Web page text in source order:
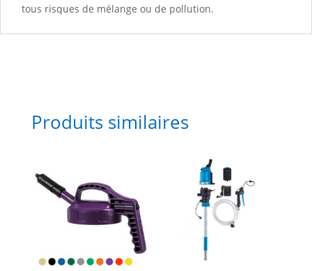
tous risques de mélange ou de pollution.
Produits similaires